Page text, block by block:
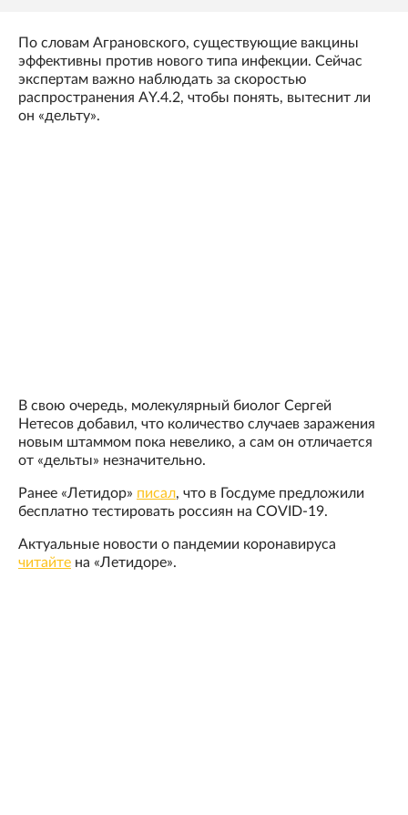
По словам Аграновского, существующие вакцины
эффективны против нового типа инфекции. Сейчас
экспертам важно наблюдать за скоростью
распространения AY.4.2, чтобы понять, вытеснит ли
он «дельту».
В свою очередь, молекулярный биолог Сергей
Нетесов добавил, что количество случаев заражения
новым штаммом пока невелико, а сам он отличается
от «дельты» незначительно.
Ранее «Летидор» писал, что в Госдуме предложили
бесплатно тестировать россиян на COVID-19.
Актуальные новости о пандемии коронавируса
читайте на «Летидоре».